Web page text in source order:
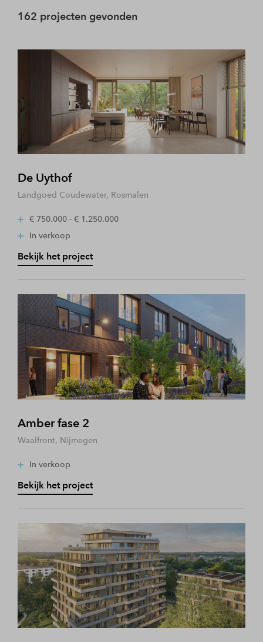
162 projecten gevonden
De Uythof
Landgoed Coudewater, Rosmalen
€ 750.000 - € 1.250.000
In verkoop
Bekijk het project
Amber fase 2
Waalfront, Nijmegen
In verkoop
Bekijk het project